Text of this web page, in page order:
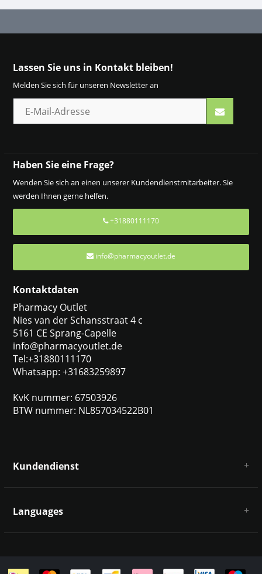
Lassen Sie uns in Kontakt bleiben!
Melden Sie sich für unseren Newsletter an
Haben Sie eine Frage?
Wenden Sie sich an einen unserer Kundendienstmitarbeiter. Sie
werden Ihnen gerne helfen.
+31880111170
info@pharmacyoutlet.de
Kontaktdaten
Pharmacy Outlet
Nies van der Schansstraat 4 c
5161 CE Sprang-Capelle
info@pharmacyoutlet.de
Tel:+31880111170
Whatsapp: +31683259897
KvK nummer: 67503926
BTW nummer: NL857034522B01
Kundendienst
Haftungsausschluss und Datenschutz
Sitemap
Languages